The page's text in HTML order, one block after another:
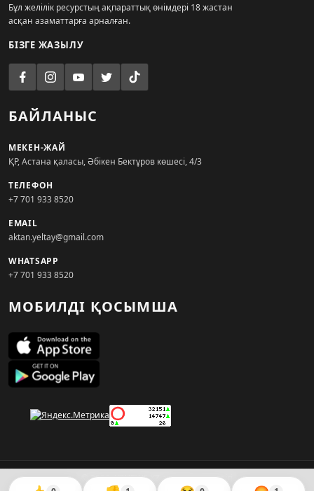
Бұл желілік ресурстың ақпараттық өнімдері 18 жастан
асқан азаматтарға арналған.
БІЗГЕ ЖАЗЫЛУ
БАЙЛАНЫС
МЕКЕН-ЖАЙ
ҚР, Астана қаласы, Әбікен Бектұров көшесі, 4/3
ТЕЛЕФОН
+7 701 933 8520
EMAIL
aktan.yeltay@gmail.com
WHATSAPP
+7 701 933 8520
МОБИЛДІ ҚОСЫМША
© 2026. KZNEWS.KZ ақпарат агенттігі